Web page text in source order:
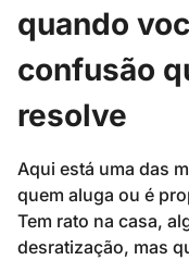
quando
confusão
resolve
Aqui está uma das
quem aluga ou é
Tem rato na casa,
desratização, mas